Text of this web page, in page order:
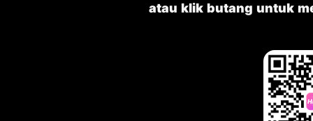
atau klik butang untuk